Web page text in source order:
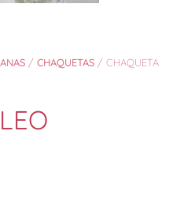
/ CHAQUETAS / CHAQUETA